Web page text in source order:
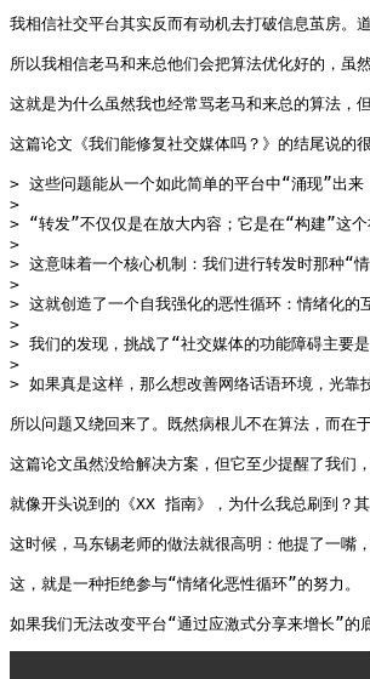
我相信社交平台其实反而有动机去打破信息茧房。
所以我相信老马和来总他们会把算法优化好的，虽
这就是为什么虽然我也经常骂老马和来总的算法
这篇论文《我们能修复社交媒体吗？》的结尾说的
> 这些问题能从一个如此简单的平台中“涌现”出
>
> “转发”不仅仅是在放大内容；它是在“构建”这
>
> 这意味着一个核心机制：我们进行转发时那种“
>
> 这就创造了一个自我强化的恶性循环：情绪化
>
> 我们的发现，挑战了“社交媒体的功能障碍主
>
> 如果真是这样，那么想改善网络话语环境，光靠
所以问题又绕回来了。既然病根儿不在算法，而
这篇论文虽然没给解决方案，但它至少提醒了我们
就像开头说到的《XX 指南》，为什么我总刷到？
这时候，马东锡老师的做法就很高明：他提了一
这，就是一种拒绝参与“情绪化恶性循环”的努力。
如果我们无法改变平台“通过应激式分享来增长”